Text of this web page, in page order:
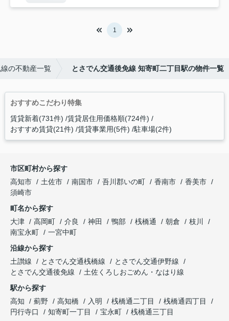
1
の不動産一覧 とさでん交通後免線 知寄町二丁目駅の物件一覧
おすすめこだわり特集
賃貸新着(731件) 賃貸居住用価格順(724件)
おすすめ賃貸(21件) 賃貸事業用(5件) 駐車場(2件)
市区町村から探す
高知市
土佐市 南国市 吾川郡いの町 香南市
香美市
須崎市
町名から探す
大津
高岡町 介良 神田 鴨部 桟橋通 朝倉
枝川
南宝永町
一宮中町
沿線から探す
土讃線
とさでん交通桟橋線
とさでん交通伊野線
とさでん交通後免線
土佐くろしおごめん・なはり線
駅から探す
高知
薊野 高知橋 入明 桟橋通二丁目
桟橋通四丁目
円行寺口
知寄町一丁目 宝永町 桟橋通三丁目